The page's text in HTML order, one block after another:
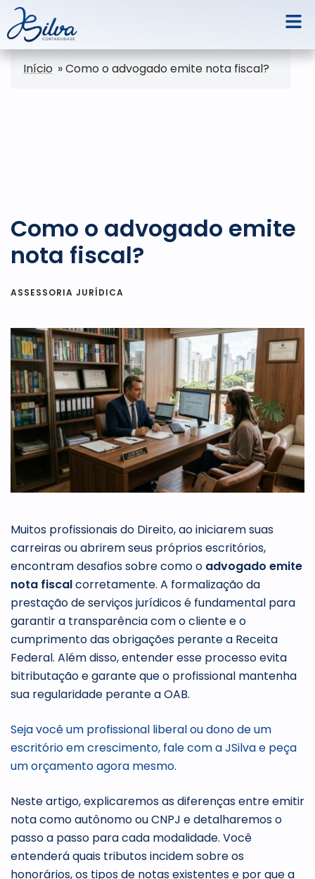
Início »Como o advogado emite nota fiscal?
Como o advogado emite
nota fiscal?
ASSESSORIA JURÍDICA
Muitos profissionais do Direito, ao iniciarem suas
carreiras ou abrirem seus próprios escritórios,
encontram desafios sobre como o advogado emite
nota fiscalcorretamente. A formalização da
prestação de serviços jurídicos é fundamental para
garantir a transparência com o cliente e o
cumprimento das obrigações perante a Receita
Federal. Além disso, entender esse processo evita
bitributação e garante que o profissional mantenha
sua regularidade perante a OAB.
Seja você um profissional liberal ou dono de um
escritório em crescimento, fale com a JSilva e peça
um orçamento agora mesmo.
Neste artigo, explicaremos as diferenças entre emitir
nota como autônomo ou CNPJ e detalharemos o
passo a passo para cada modalidade. Você
entenderá quais tributos incidem sobre os
honorários, os tipos de notas existentes e por que a